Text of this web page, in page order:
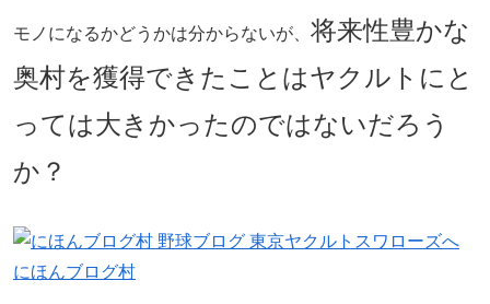
モノになるかどうかは分からないが、 将来性豊かな
奥村を獲得できたことはヤクルトにと
っては大きかったのではないだろう
か？
にほんブログ村